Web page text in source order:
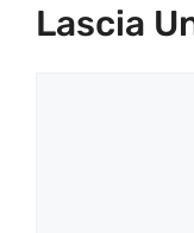
Lascia